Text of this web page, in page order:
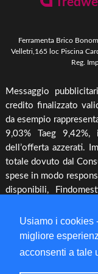
Usiamo i cookies
migliore
acconsenti a tale
Piscine &
Arredo Giardino &
Mangimi & Pet Care
Agricoltura
Irrigazione &
Riscaldamento &
Elettronica &
Cura piante
Offerte
Spedizione e
Cambio, Resi e
Ferramenta Brico
Velletri,165 loc Piscina
Reg.
Messaggio
credito finalizzato
da esempio
9,03% Taeg
dell’offerta azzerati.
totale dovuto dal
spese in modo
disponibili,
contratto, di
contrattuali,
Base sul Credito ai
Salvo approvazione
opera quale